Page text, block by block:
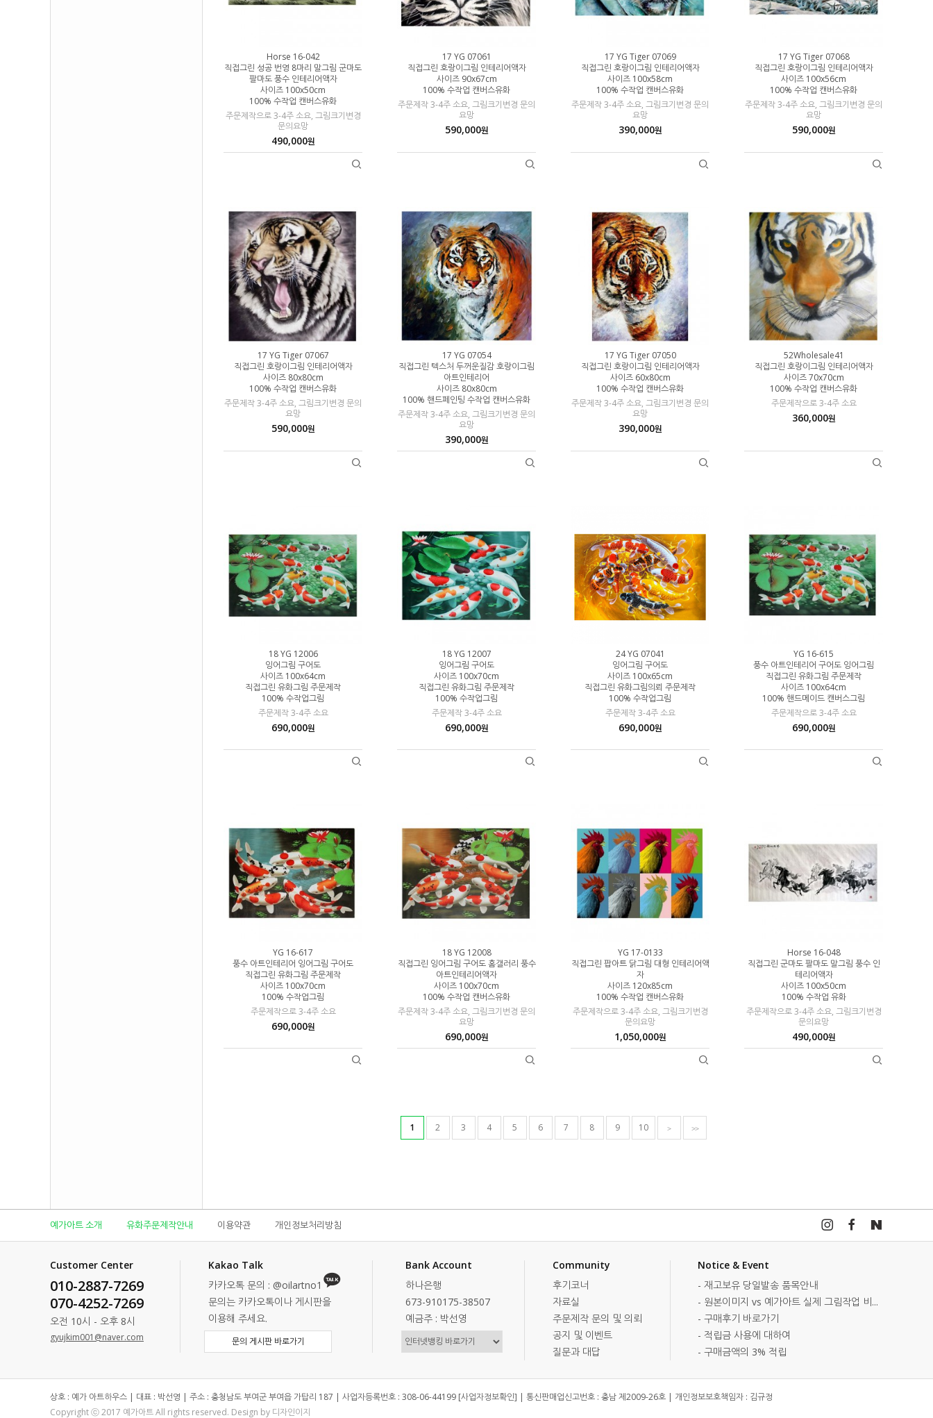
Horse 16-042
직접그린 성공 번영 8마리 말그림 군마도
팔마도 풍수 인테리어액자
사이즈 100x50cm
100% 수작업 캔버스유화
주문제작으로 3-4주 소요, 그림크기변경
문의요망
490,000원
17 YG 07061
직접그린 호랑이그림 인테리어액자
사이즈 90x67cm
100% 수작업 캔버스유화
주문제작 3-4주 소요, 그림크기변경 문의
요망
590,000원
17 YG Tiger 07069
직접그린 호랑이그림 인테리어액자
사이즈 100x58cm
100% 수작업 캔버스유화
주문제작 3-4주 소요, 그림크기변경 문의
요망
390,000원
17 YG Tiger 07068
직접그린 호랑이그림 인테리어액자
사이즈 100x56cm
100% 수작업 캔버스유화
주문제작 3-4주 소요, 그림크기변경 문의
요망
590,000원
17 YG Tiger 07067
직접그린 호랑이그림 인테리어액자
사이즈 80x80cm
100% 수작업 캔버스유화
주문제작 3-4주 소요, 그림크기변경 문의
요망
590,000원
17 YG 07054
직접그린 텍스처 두꺼운질감 호랑이그림
아트인테리어
사이즈 80x80cm
100% 핸드페인팅 수작업 캔버스유화
주문제작 3-4주 소요, 그림크기변경 문의
요망
390,000원
17 YG Tiger 07050
직접그린 호랑이그림 인테리어액자
사이즈 60x80cm
100% 수작업 캔버스유화
주문제작 3-4주 소요, 그림크기변경 문의
요망
390,000원
52Wholesale41
직접그린 호랑이그림 인테리어액자
사이즈 70x70cm
100% 수작업 캔버스유화
주문제작으로 3-4주 소요
360,000원
18 YG 12006
잉어그림 구어도
사이즈 100x64cm
직접그린 유화그림 주문제작
100% 수작업그림
주문제작 3-4주 소요
690,000원
18 YG 12007
잉어그림 구어도
사이즈 100x70cm
직접그린 유화그림 주문제작
100% 수작업그림
주문제작 3-4주 소요
690,000원
24 YG 07041
잉어그림 구어도
사이즈 100x65cm
직접그린 유화그림의뢰 주문제작
100% 수작업그림
주문제작 3-4주 소요
690,000원
YG 16-615
풍수 아트인테리어 구어도 잉어그림
직접그린 유화그림 주문제작
사이즈 100x64cm
100% 핸드메이드 캔버스그림
주문제작으로 3-4주 소요
690,000원
YG 16-617
풍수 아트인테리어 잉어그림 구어도
직접그린 유화그림 주문제작
사이즈 100x70cm
100% 수작업그림
주문제작으로 3-4주 소요
690,000원
18 YG 12008
직접그린 잉어그림 구어도 홈갤러리 풍수
아트인테리어액자
사이즈 100x70cm
100% 수작업 캔버스유화
주문제작 3-4주 소요, 그림크기변경 문의
요망
690,000원
YG 17-0133
직접그린 팝아트 닭그림 대형 인테리어액
자
사이즈 120x85cm
100% 수작업 캔버스유화
주문제작으로 3-4주 소요, 그림크기변경
문의요망
1,050,000원
Horse 16-048
직접그린 군마도 팔마도 말그림 풍수 인
테리어액자
사이즈 100x50cm
100% 수작업 유화
주문제작으로 3-4주 소요, 그림크기변경
문의요망
490,000원
1 2 3 4 5 6 7 8 9 10 > >>
예가아트 소개 유화주문제작안내 이용약관 개인정보처리방침
Customer Center
010-2887-7269
070-4252-7269
오전 10시 - 오후 8시
gyujkim001@naver.com
Kakao Talk
카카오톡 문의 : @oilartno1
문의는 카카오톡이나 게시판을
이용해 주세요.
문의 게시판 바로가기
Bank Account
하나은행
673-910175-38507
예금주 : 박선영
Community
후기코너
자료실
주문제작 문의 및 의뢰
공지 및 이벤트
질문과 대답
Notice & Event
- 재고보유 당일발송 품목안내
- 원본이미지 vs 예가아트 실제 그림작업 비...
- 구매후기 바로가기
- 적립금 사용에 대하여
- 구매금액의 3% 적립
상호 : 예가 아트하우스 | 대표 : 박선영 | 주소 : 충청남도 부여군 부여읍 가탑리 187 | 사업자등록번호 : 308-06-44199 [사업자정보확인] | 통신판매업신고번호 : 충남 제2009-26호 | 개인정보보호책임자 : 김규정
Copyright ⓒ 2017 예가아트 All rights reserved. Design by 디자인이지